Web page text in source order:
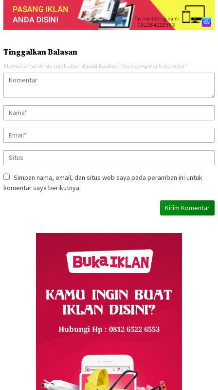
Tinggalkan Balasan
Alamat email Anda tidak akan dipublikasikan. Ruas yang wajib ditandai *
Simpan nama, email, dan situs web saya pada peramban ini untuk
komentar saya berikutnya.